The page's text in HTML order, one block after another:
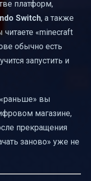
платформ,
Switch, а также
«minecraft
обычно есть
запустить и
вы
магазине,
прекращения
заново» уже не